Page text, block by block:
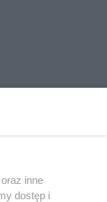
które
inne
dostęp i